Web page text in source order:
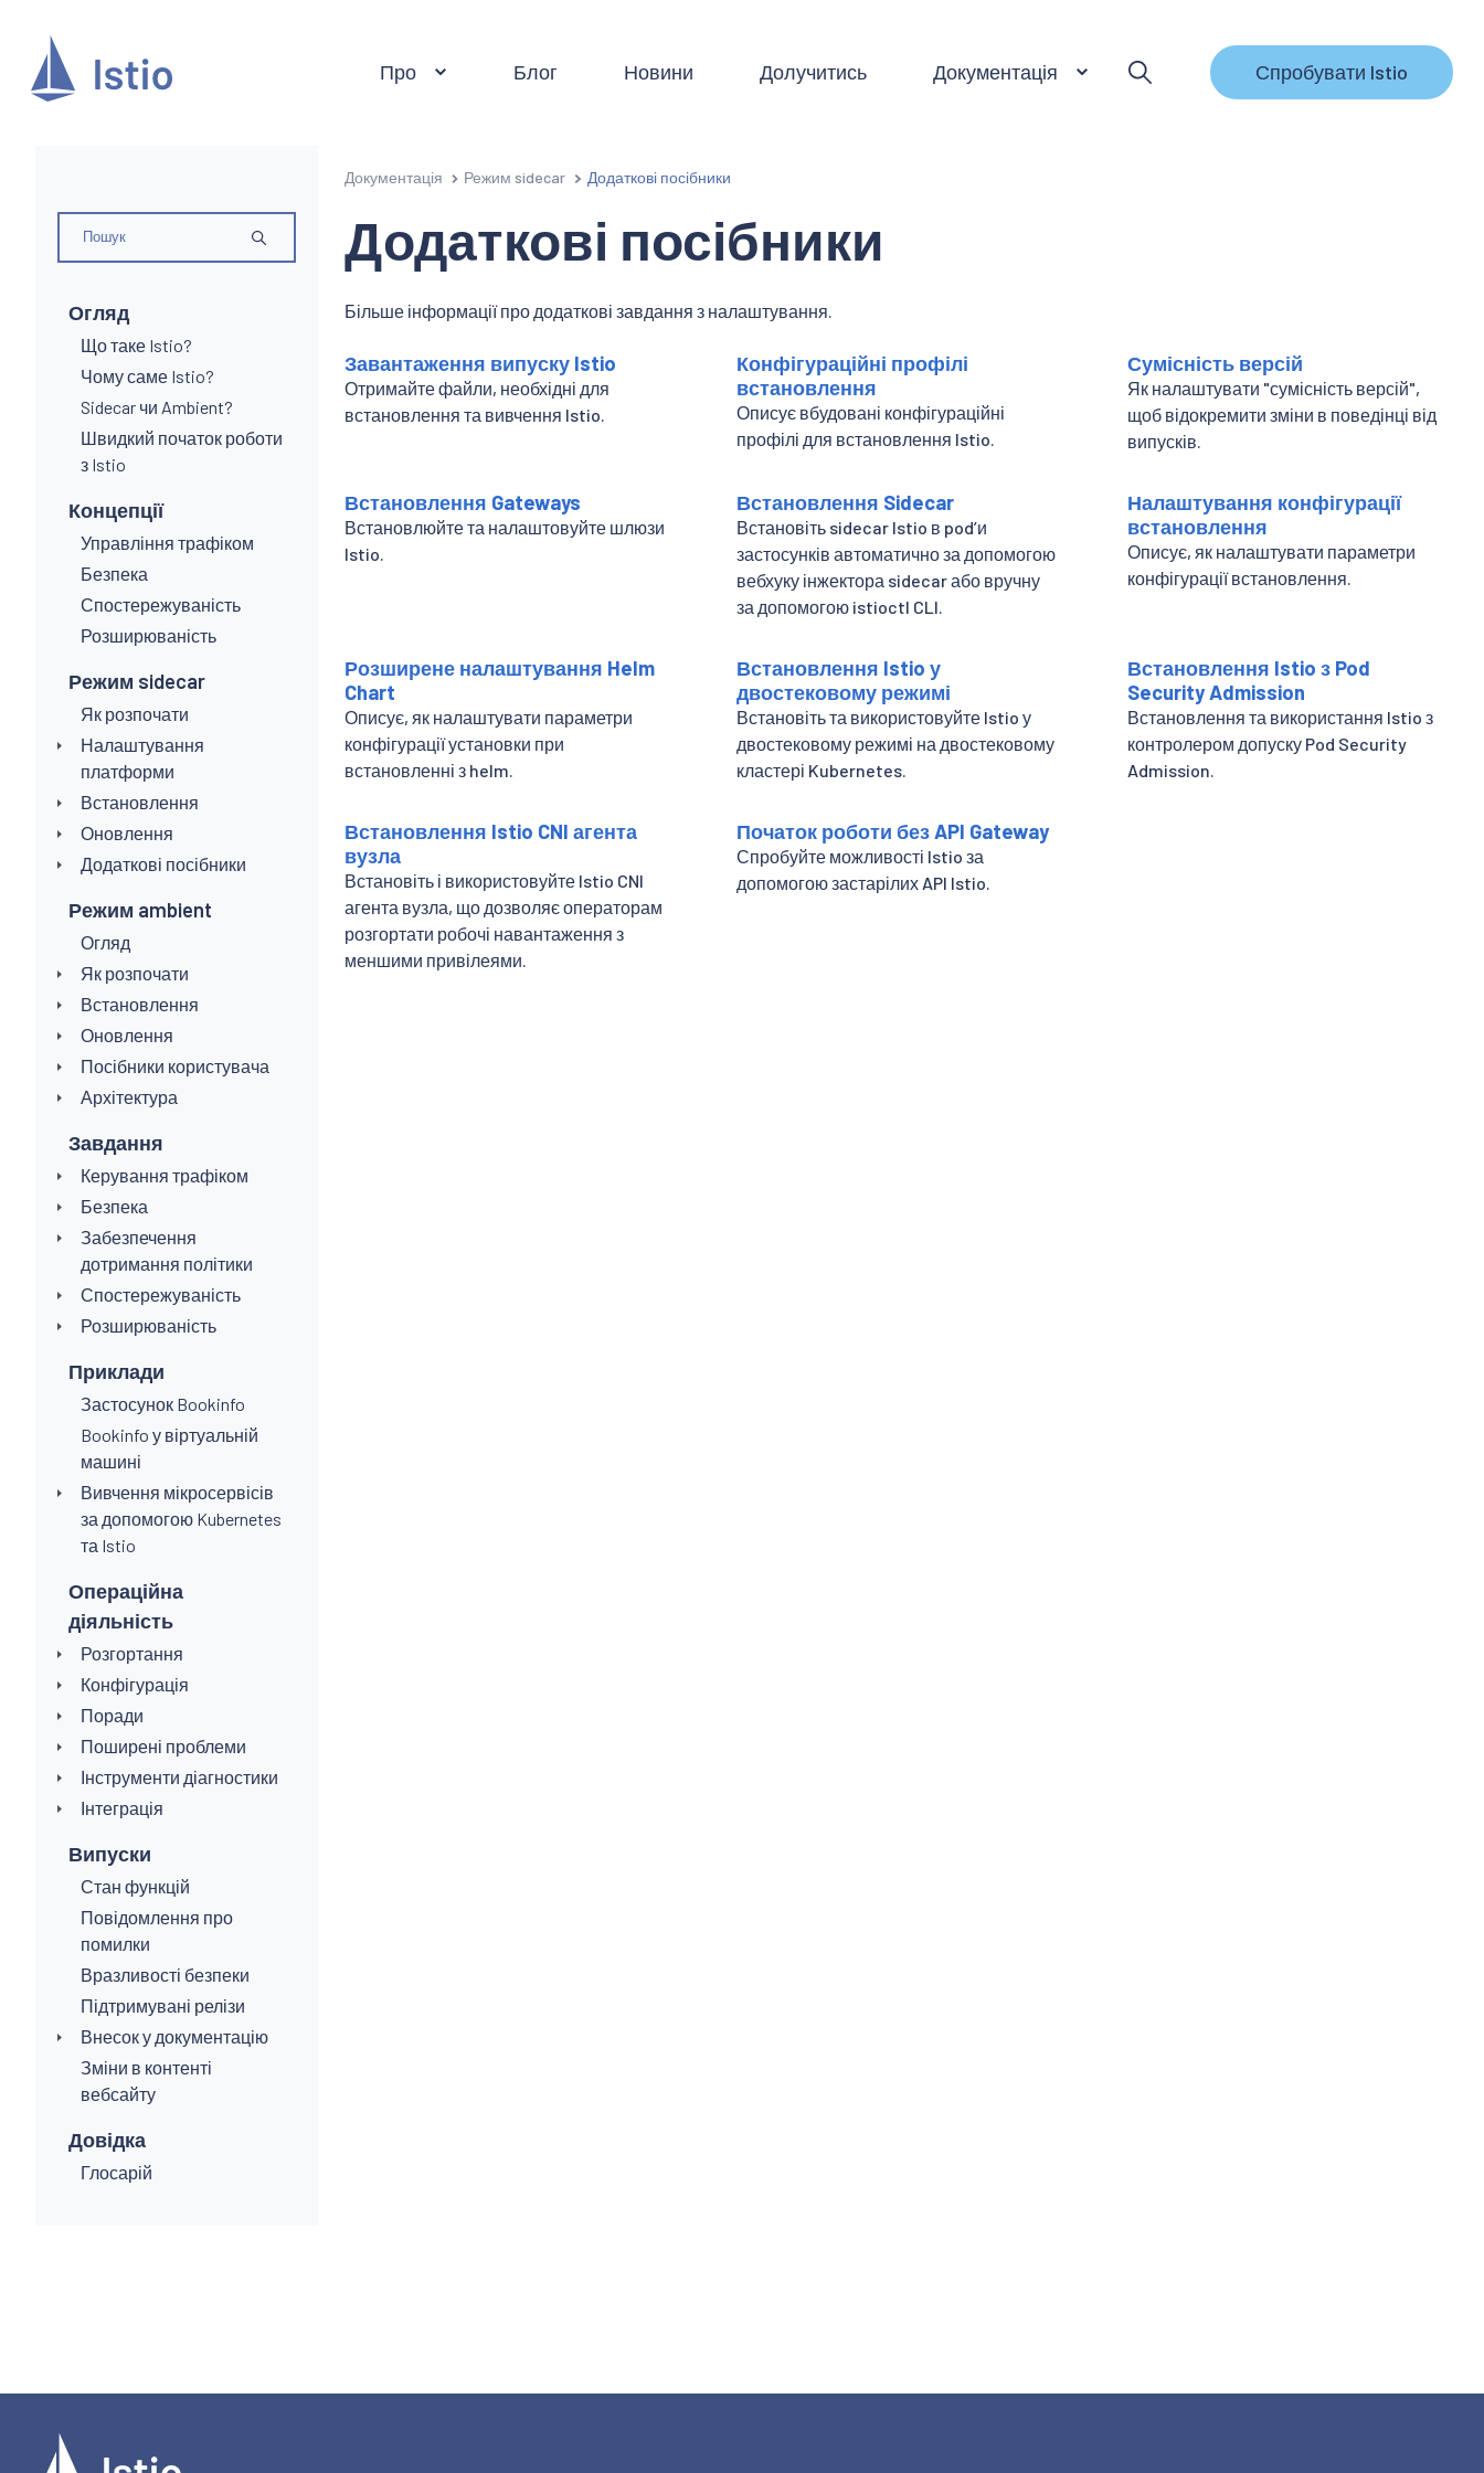
Про Блог Новини Долучитись Документація Спробувати Istio
Огляд
Що таке Istio?
Чому саме Istio?
Sidecar чи Ambient?
Швидкий початок роботи
з Istio
Концепції
Управління трафіком
Безпека
Спостережуваність
Розширюваність
Режим sidecar
Як розпочати
Налаштування
платформи
Встановлення
Оновлення
Додаткові посібники
Режим ambient
Огляд
Як розпочати
Встановлення
Оновлення
Посібники користувача
Архітектура
Завдання
Керування трафіком
Безпека
Забезпечення
дотримання політики
Спостережуваність
Розширюваність
Приклади
Застосунок Bookinfo
Bookinfo у віртуальній
машині
Вивчення мікросервісів
за допомогою Kubernetes
та Istio
Операційна
діяльність
Розгортання
Конфігурація
Поради
Поширені проблеми
Інструменти діагностики
Інтеграція
Випуски
Стан функцій
Повідомлення про
помилки
Вразливості безпеки
Підтримувані релізи
Внесок у документацію
Зміни в контенті
вебсайту
Довідка
Глосарій
Документація Режим sidecar Додаткові посібники
Додаткові посібники
Більше інформації про додаткові завдання з налаштування.
Завантаження випуску Istio
Отримайте файли, необхідні для
встановлення та вивчення Istio.
Конфігураційні профілі
встановлення
Описує вбудовані конфігураційні
профілі для встановлення Istio.
Сумісність версій
Як налаштувати "сумісність версій",
щоб відокремити зміни в поведінці від
випусків.
Встановлення Gateways
Встановлюйте та налаштовуйте шлюзи
Istio.
Встановлення Sidecar
Встановіть sidecar Istio в podʼи
застосунків автоматично за допомогою
вебхуку інжектора sidecar або вручну
за допомогою istioctl CLI.
Налаштування конфігурації
встановлення
Описує, як налаштувати параметри
конфігурації встановлення.
Розширене налаштування Helm
Chart
Описує, як налаштувати параметри
конфігурації установки при
встановленні з helm.
Встановлення Istio у
двостековому режимі
Встановіть та використовуйте Istio у
двостековому режимі на двостековому
кластері Kubernetes.
Встановлення Istio з Pod
Security Admission
Встановлення та використання Istio з
контролером допуску Pod Security
Admission.
Встановлення Istio CNI агента
вузла
Встановіть і використовуйте Istio CNI
агента вузла, що дозволяє операторам
розгортати робочі навантаження з
меншими привілеями.
Початок роботи без API Gateway
Спробуйте можливості Istio за
допомогою застарілих API Istio.